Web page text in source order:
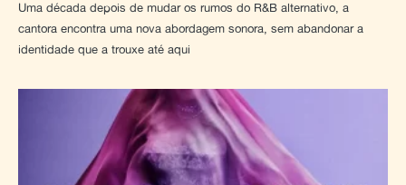
Uma década depois de mudar os rumos do R&B alternativo, a
cantora encontra uma nova abordagem sonora, sem abandonar a
identidade que a trouxe até aqui